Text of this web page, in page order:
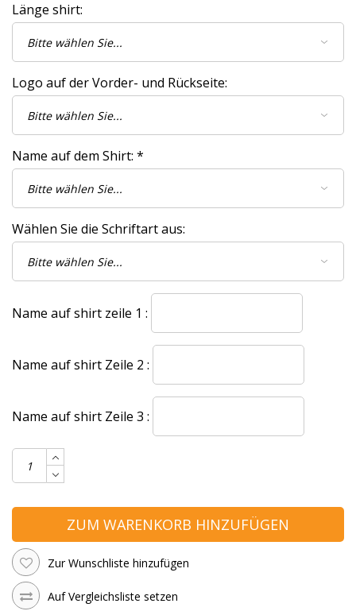
Länge shirt:
Logo auf der Vorder- und Rückseite:
Name auf dem Shirt: *
Wählen Sie die Schriftart aus:
Name auf shirt zeile 1 :
Name auf shirt Zeile 2 :
Name auf shirt Zeile 3 :
ZUM WARENKORB HINZUFÜGEN
Zur Wunschliste hinzufügen
Auf Vergleichsliste setzen